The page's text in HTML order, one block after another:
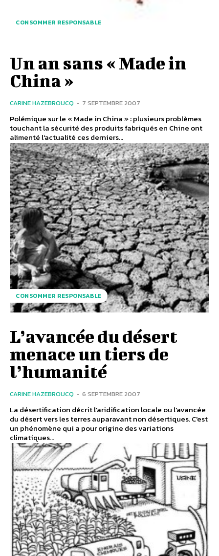
CONSOMMER RESPONSABLE
Un an sans « Made in
China »
CARINE HAZEBROUCQ - 7 SEPTEMBRE 2007
Polémique sur le « Made in China » : plusieurs problèmes
touchant la sécurité des produits fabriqués en Chine ont
alimenté l'actualité ces derniers...
CONSOMMER RESPONSABLE
L’avancée du désert
menace un tiers de
l’humanité
CARINE HAZEBROUCQ - 6 SEPTEMBRE 2007
La désertification décrit l'aridification locale ou l'avancée
du désert vers les terres auparavant non désertiques. C'est
un phénomène qui a pour origine des variations
climatiques...